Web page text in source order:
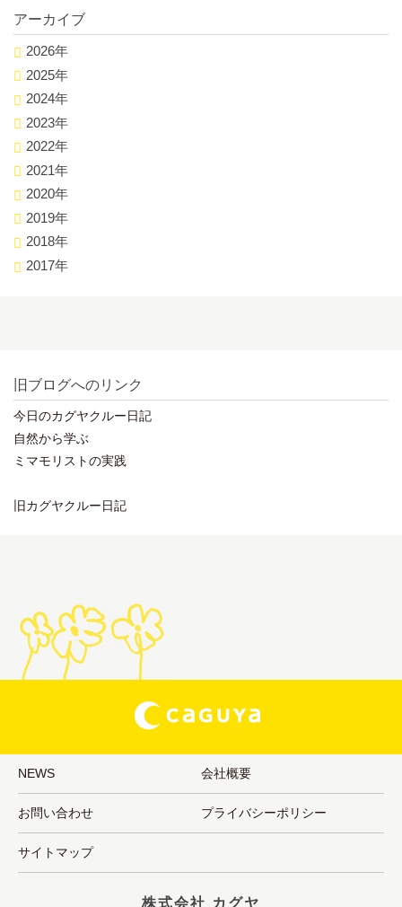
アーカイブ
2026年
2025年
2024年
2023年
2022年
2021年
2020年
2019年
2018年
2017年
旧ブログへのリンク
今日のカグヤクルー日記
自然から学ぶ
ミマモリストの実践
旧カグヤクルー日記
NEWS 会社概要
お問い合わせ プライバシーポリシー
サイトマップ
株式会社 カグヤ